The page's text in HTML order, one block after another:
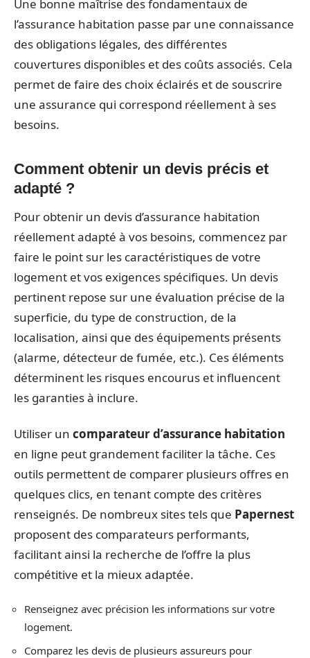
Une bonne maîtrise des fondamentaux de
l’assurance habitation passe par une connaissance
des obligations légales, des différentes
couvertures disponibles et des coûts associés. Cela
permet de faire des choix éclairés et de souscrire
une assurance qui correspond réellement à ses
besoins.
Comment obtenir un devis précis et
adapté ?
Pour obtenir un devis d’assurance habitation
réellement adapté à vos besoins, commencez par
faire le point sur les caractéristiques de votre
logement et vos exigences spécifiques. Un devis
pertinent repose sur une évaluation précise de la
superficie, du type de construction, de la
localisation, ainsi que des équipements présents
(alarme, détecteur de fumée, etc.). Ces éléments
déterminent les risques encourus et influencent
les garanties à inclure.
Utiliser un comparateur d’assurance habitation
en ligne peut grandement faciliter la tâche. Ces
outils permettent de comparer plusieurs offres en
quelques clics, en tenant compte des critères
renseignés. De nombreux sites tels que Papernest
proposent des comparateurs performants,
facilitant ainsi la recherche de l’offre la plus
compétitive et la mieux adaptée.
Renseignez avec précision les informations sur votre
logement.
Comparez les devis de plusieurs assureurs pour